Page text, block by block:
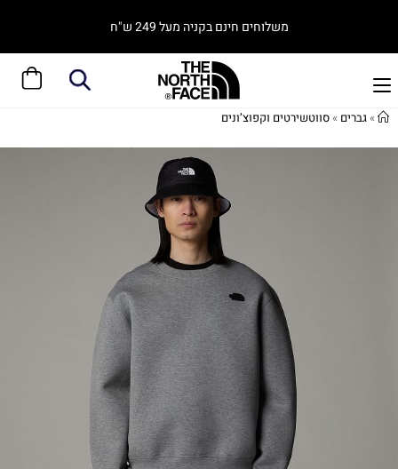
משלוחים חינם בקניה מעל 249 ש"ח
»גברים »סווטשירטים וקפוצ’ונים